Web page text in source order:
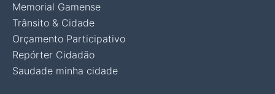
Memorial Gamense
Trânsito & Cidade
Orçamento Participativo
Repórter Cidadão
Saudade minha cidade